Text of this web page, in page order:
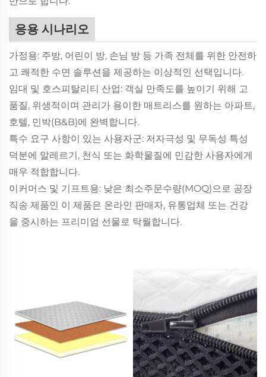
응용 시나리오
가정용: 주방, 어린이 방, 손님 방 등 가족 전체를 위한 안전하
고 쾌적한 수면 솔루션을 제공하는 이상적인 선택입니다.
임대 및 호스피탈리티 산업: 객실 만족도를 높이기 위해 고
품질, 위생적이며 관리가 용이한 매트리스를 원하는 아파트,
호텔, 민박(B&B)에 완벽합니다.
특수 요구 사항이 있는 사용자군: 저자극성 및 무독성 특성
덕분에 알레르기, 천식 또는 화학물질에 민감한 사용자에게
매우 적합합니다.
이커머스 및 기프트용: 낮은 최소주문수량(MOQ)으로 공장
직송 제품인 이 제품은 온라인 판매자, 유통업체 또는 건강
을 중시하는 프리미엄 선물로 탁월합니다.